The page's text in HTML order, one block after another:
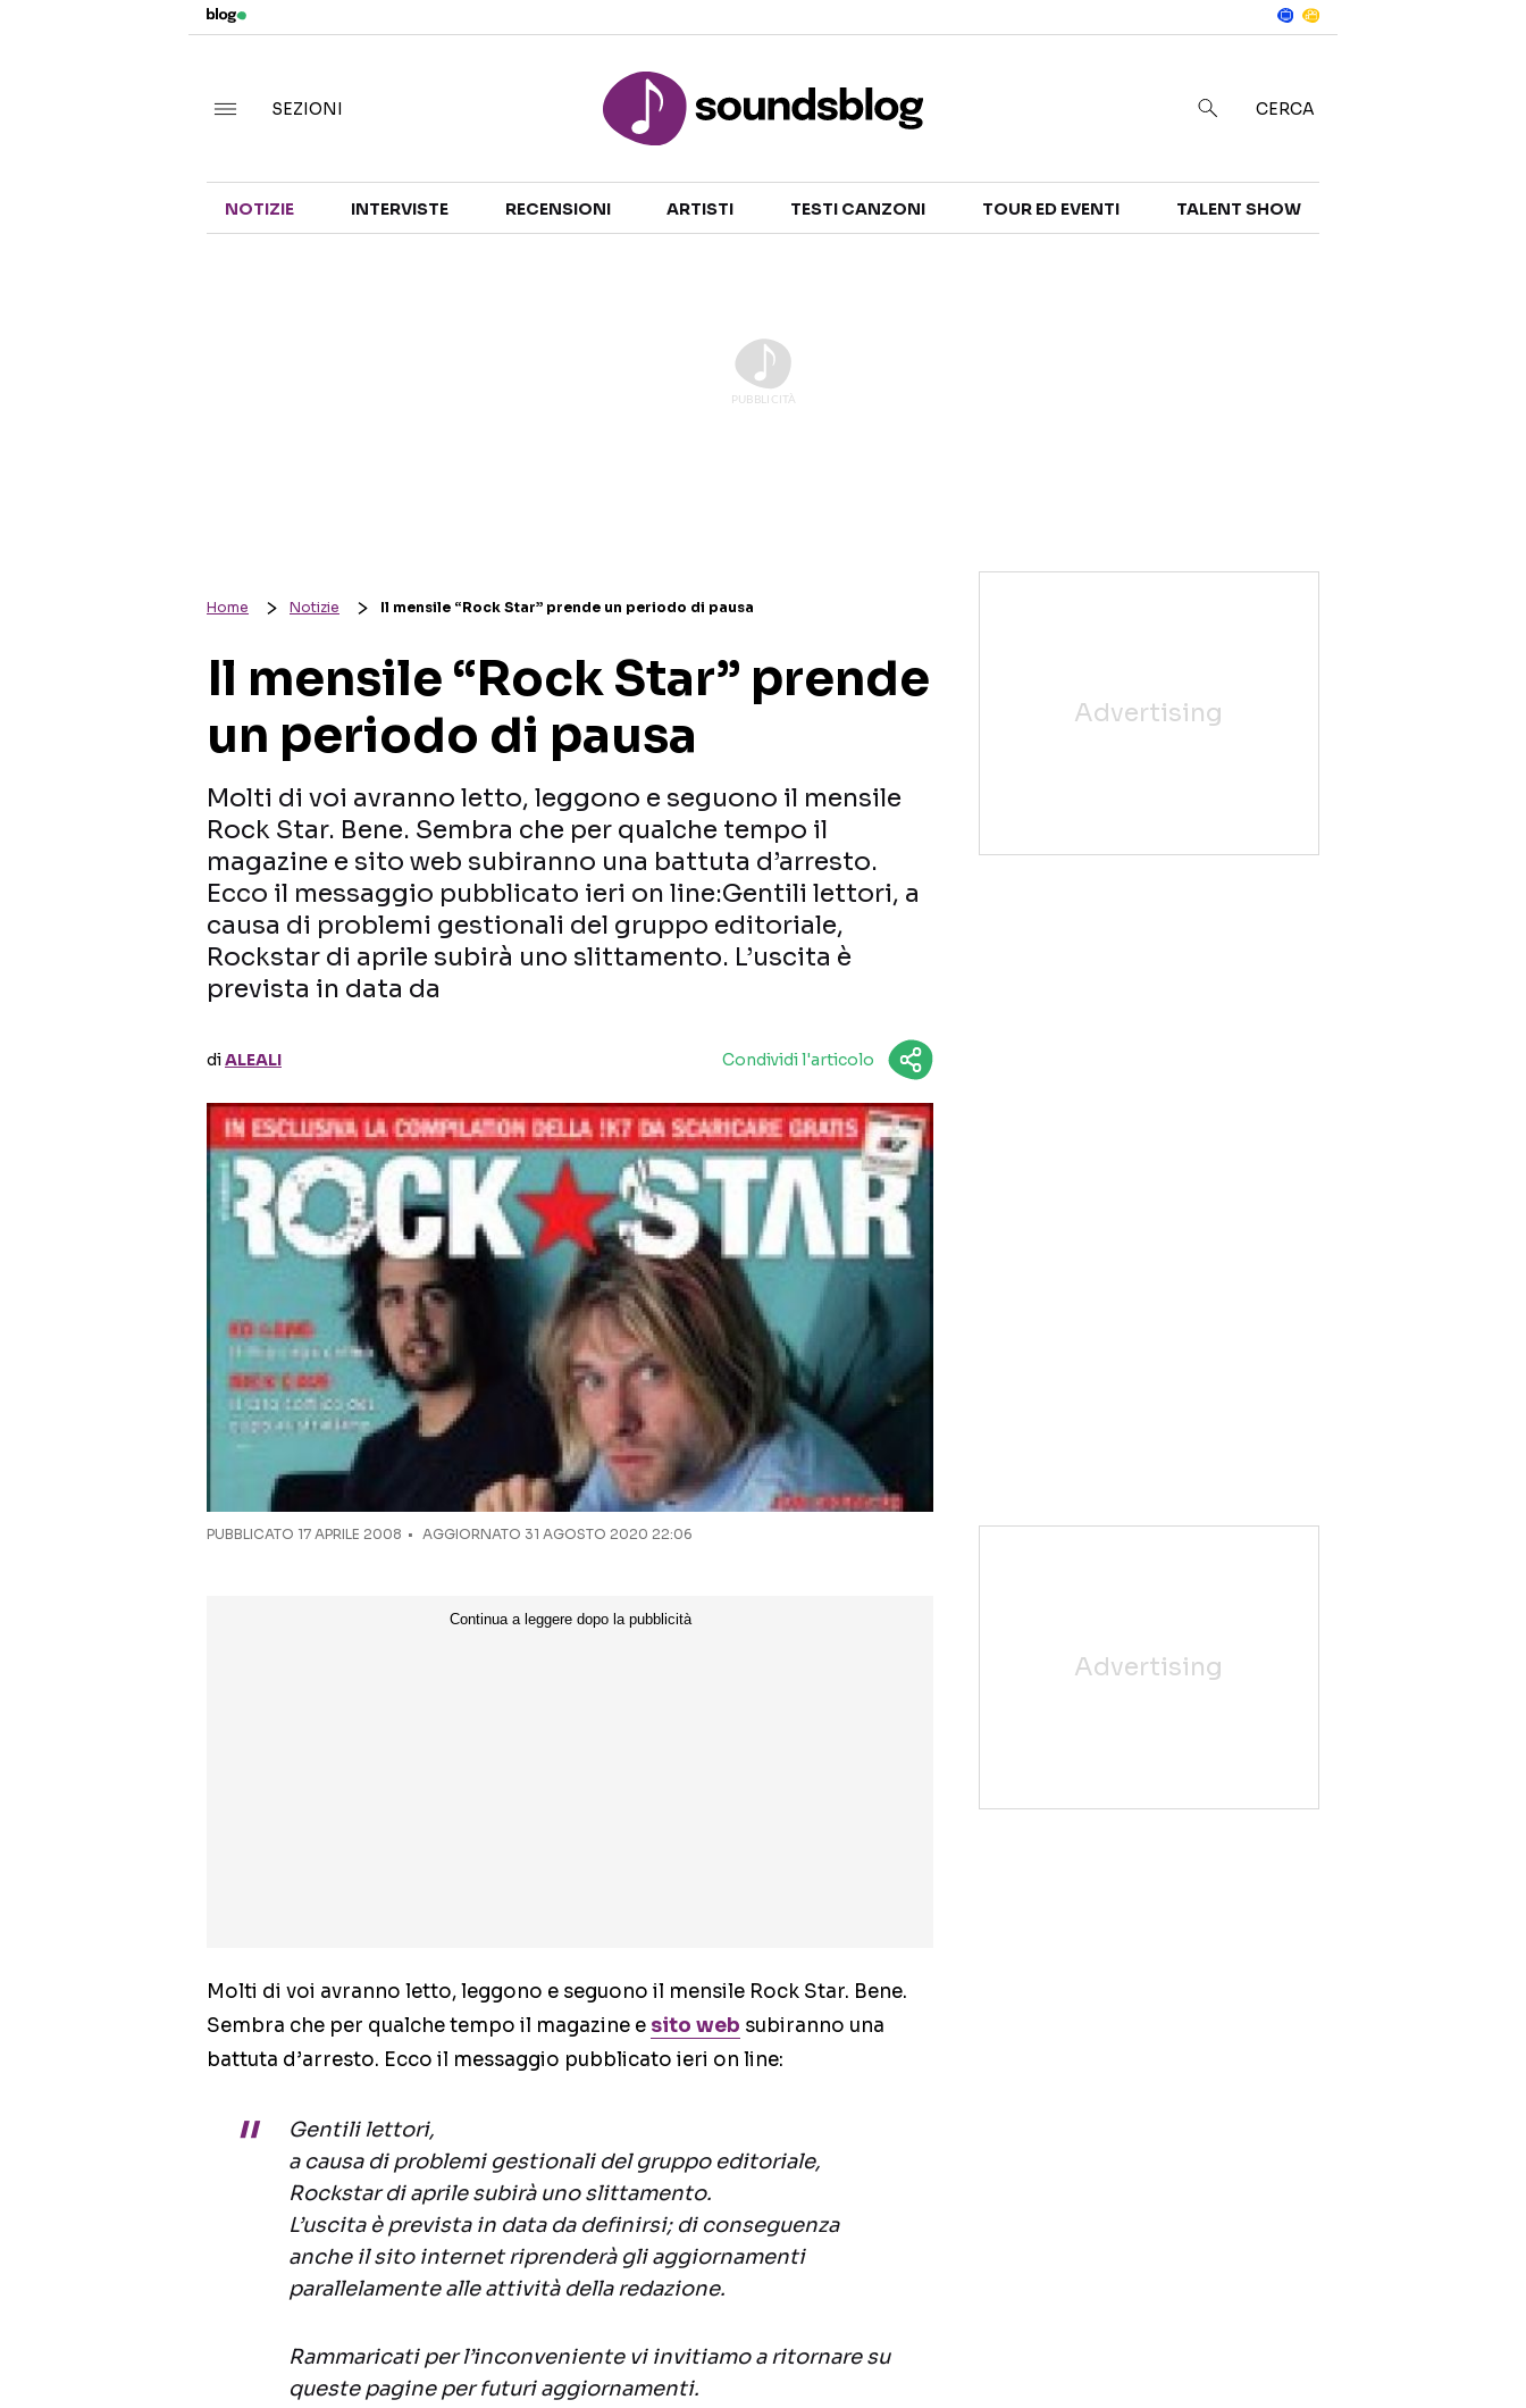
TALENT SHOW
SEZIONI CERCA
NOTIZIE INTERVISTE RECENSIONI ARTISTI TESTI CANZONI TOUR ED EVENTI TALENT SHOW
Home Notizie Il mensile “Rock Star” prende un periodo di pausa
Il mensile “Rock Star” prende
un periodo di pausa
Molti di voi avranno letto, leggono e seguono il mensile
Rock Star. Bene. Sembra che per qualche tempo il
magazine e sito web subiranno una battuta d’arresto.
Ecco il messaggio pubblicato ieri on line:Gentili lettori, a
causa di problemi gestionali del gruppo editoriale,
Rockstar di aprile subirà uno slittamento. L’uscita è
prevista in data da
diALEALI Condividi l'articolo
PUBBLICATO 17 APRILE 2008 AGGIORNATO 31 AGOSTO 2020 22:06
Molti di voi avranno letto, leggono e seguono il mensile Rock Star. Bene.
Sembra che per qualche tempo il magazine e sito web subiranno una
battuta d’arresto. Ecco il messaggio pubblicato ieri on line:
Gentili lettori,
a causa di problemi gestionali del gruppo editoriale,
Rockstar di aprile subirà uno slittamento.
L’uscita è prevista in data da definirsi; di conseguenza
anche il sito internet riprenderà gli aggiornamenti
parallelamente alle attività della redazione.
Rammaricati per l’inconveniente vi invitiamo a ritornare su
queste pagine per futuri aggiornamenti.